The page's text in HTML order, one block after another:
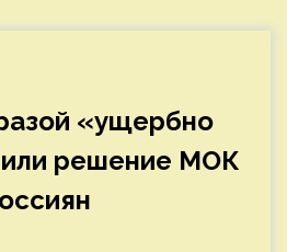
«ущербно
решение МОК